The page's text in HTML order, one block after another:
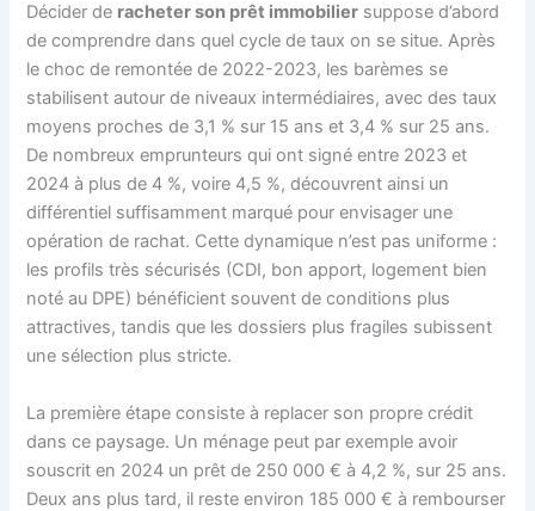
Décider de racheter son prêt immobilier suppose d’abord
de comprendre dans quel cycle de taux on se situe. Après
le choc de remontée de 2022-2023, les barèmes se
stabilisent autour de niveaux intermédiaires, avec des taux
moyens proches de 3,1 % sur 15 ans et 3,4 % sur 25 ans.
De nombreux emprunteurs qui ont signé entre 2023 et
2024 à plus de 4 %, voire 4,5 %, découvrent ainsi un
différentiel suffisamment marqué pour envisager une
opération de rachat. Cette dynamique n’est pas uniforme :
les profils très sécurisés (CDI, bon apport, logement bien
noté au DPE) bénéficient souvent de conditions plus
attractives, tandis que les dossiers plus fragiles subissent
une sélection plus stricte.
La première étape consiste à replacer son propre crédit
dans ce paysage. Un ménage peut par exemple avoir
souscrit en 2024 un prêt de 250 000 € à 4,2 %, sur 25 ans.
Deux ans plus tard, il reste environ 185 000 € à rembourser